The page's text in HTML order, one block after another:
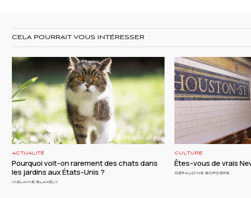
CELA POURRAIT VOUS INTÉRESSER
ACTUALITÉ
Pourquoi voit-on rarement des chats dans
les jardins aux États-Unis ?
MELANIE BLAKELY
CULTURE
Êtes-vous de vrais
GÉRALDINE BORDÈRE